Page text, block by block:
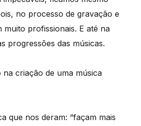
no processo de gravação e
muito profissionais. E até na
progressões das músicas.
na criação de uma música
que nos deram: “façam mais